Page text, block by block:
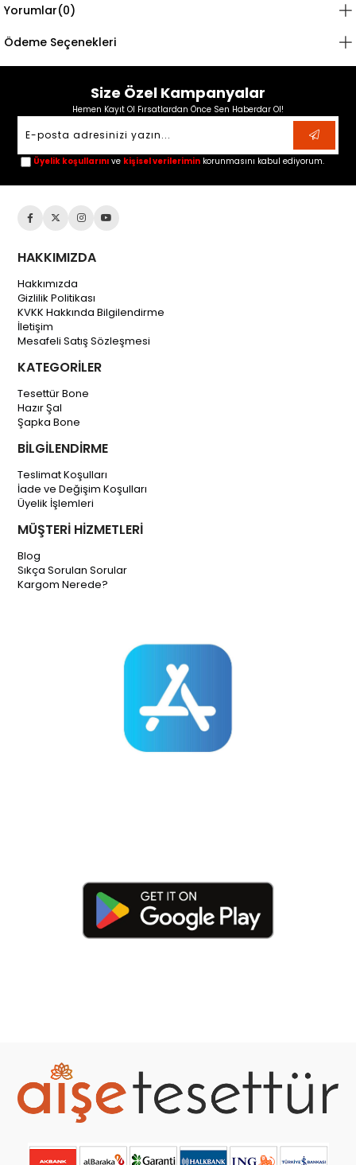
Yorumlar(0)
Ödeme Seçenekleri
Size Özel Kampanyalar
Hemen Kayıt Ol Fırsatlardan Önce Sen Haberdar Ol!
Üyelik koşullarını ve kişisel verilerimin korunmasını kabul ediyorum.
HAKKIMIZDA
Hakkımızda
Gizlilik Politikası
KVKK Hakkında Bilgilendirme
İletişim
Mesafeli Satış Sözleşmesi
KATEGORİLER
Tesettür Bone
Hazır Şal
Şapka Bone
BİLGİLENDİRME
Teslimat Koşulları
İade ve Değişim Koşulları
Üyelik İşlemleri
MÜŞTERİ HİZMETLERİ
Blog
Sıkça Sorulan Sorular
Kargom Nerede?